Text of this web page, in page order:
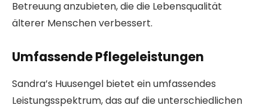
Betreuung anzubieten, die die Lebensqualität
älterer Menschen verbessert.
Umfassende Pflegeleistungen
Sandra’s Huusengel bietet ein umfassendes
Leistungsspektrum, das auf die unterschiedlichen